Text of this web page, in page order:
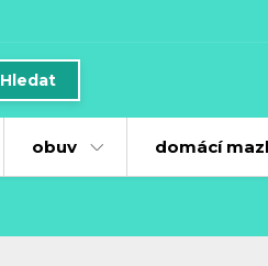
Hledat
obuv domácí